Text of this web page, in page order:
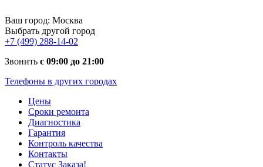
Ваш город: Москва
Выбрать другой город
+7 (499) 288-14-02
Звонить с 09:00 до 21:00
Телефоны в других городах
Цены
Сроки ремонта
Диагностика
Гарантия
Контроль качества
Контакты
Статус Заказа!